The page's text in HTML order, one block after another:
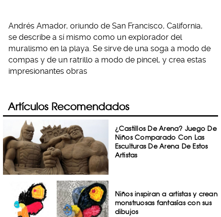
Andrés Amador, oriundo de San Francisco, California,
se describe a sí mismo como un explorador del
muralismo en la playa. Se sirve de una soga a modo de
compas y de un ratrillo a modo de pincel, y crea estas
impresionantes obras
Artículos Recomendados
¿Castillos De Arena? Juego De
Niños Comparado Con Las
Esculturas De Arena De Estos
Artistas
Niños inspiran a artistas y crean
monstruosas fantasías con sus
dibujos